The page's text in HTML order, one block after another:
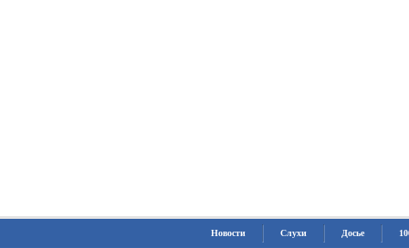
Новости Слухи Досье